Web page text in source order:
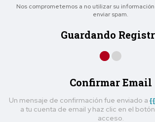
Nos comprometemos a no utilizar su
enviar spam.
Guardando
Confirmar Email
Un mensaje de confirmación fue enviado a
a tu cuenta de email y haz clic en el
acceso.